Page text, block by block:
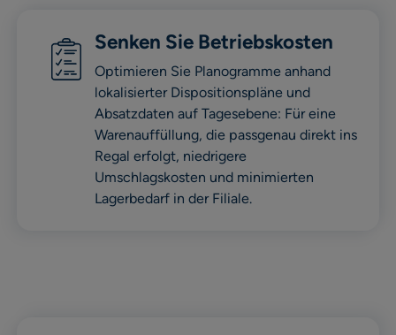
Senken Sie Betriebskosten
Optimieren Sie Planogramme anhand
lokalisierter Dispositionspläne und
Absatzdaten auf Tagesebene: Für eine
Warenauffüllung, die passgenau direkt ins
Regal erfolgt, niedrigere
Umschlagskosten und minimierten
Lagerbedarf in der Filiale.